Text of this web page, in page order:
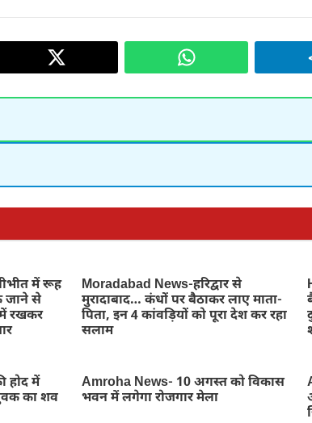
में रूह
जाने से
रखकर
Moradabad News-हरिद्वार से
मुरादाबाद… कंधों पर बैठाकर लाए माता-
पिता, इन 4 कांवड़ियों को पूरा देश कर रहा
सलाम
होद में
का शव
Amroha News- 10 अगस्त को विकास
भवन में लगेगा रोजगार मेला